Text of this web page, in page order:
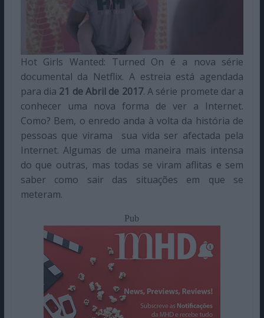
Hot Girls Wanted: Turned On é a nova série
documental da Netflix. A estreia está agendada
para dia 21 de Abril de 2017. A série promete dar a
conhecer uma nova forma de ver a Internet.
Como? Bem, o enredo anda à volta da história de
pessoas que virama sua vida ser afectada pela
Internet. Algumas de uma maneira mais intensa
do que outras, mas todas se viram aflitas e sem
saber como sair das situações em que se
meteram.
Pub